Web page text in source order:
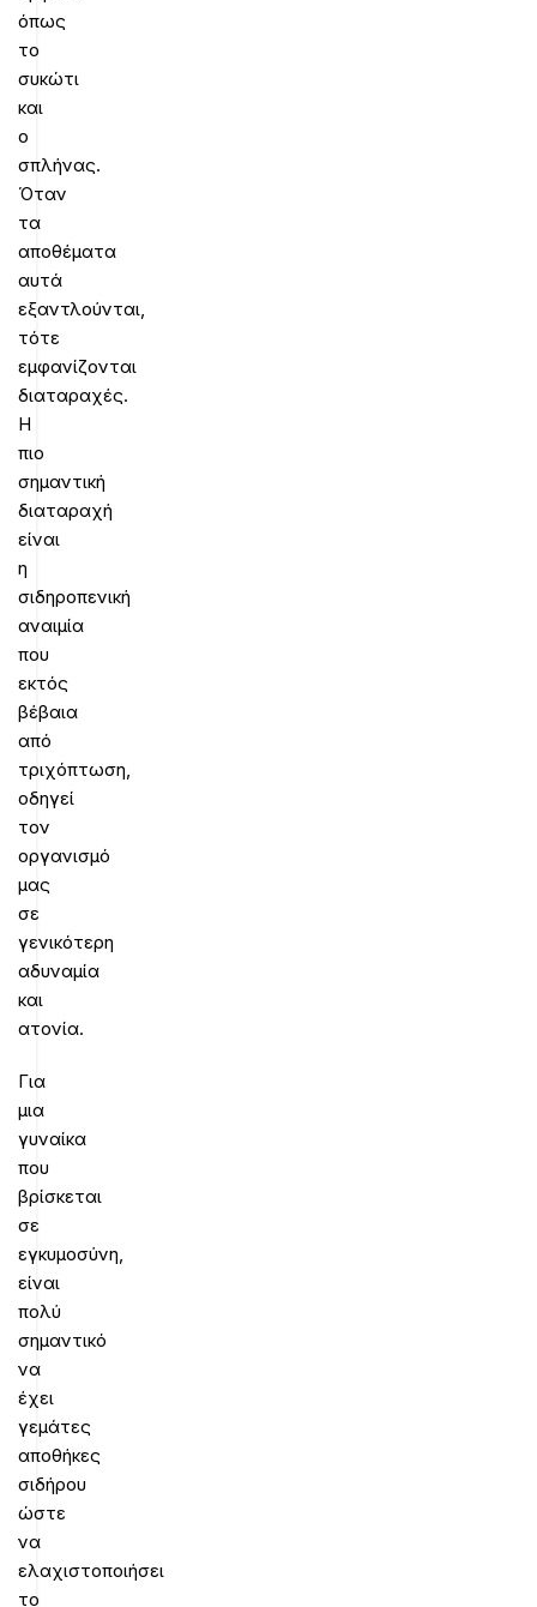
όπως
το
συκώτι
και
ο
σπλήνας.
Όταν
τα
αποθέματα
αυτά
εξαντλούνται,
τότε
εμφανίζονται
διαταραχές.
Η
πιο
σημαντική
διαταραχή
είναι
η
σιδηροπενική
αναιμία
που
εκτός
βέβαια
από
τριχόπτωση,
οδηγεί
τον
οργανισμό
μας
σε
γενικότερη
αδυναμία
και
ατονία.
Για
μια
γυναίκα
που
βρίσκεται
σε
εγκυμοσύνη,
είναι
πολύ
σημαντικό
να
έχει
γεμάτες
αποθήκες
σιδήρου
ώστε
να
ελαχιστοποιήσει
το